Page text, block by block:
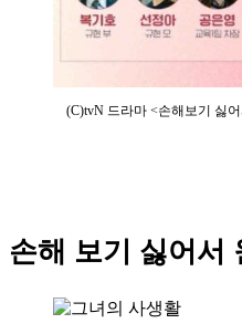
(C)tvN 드라마 <손해보기 싫
손해 보기 싫어서